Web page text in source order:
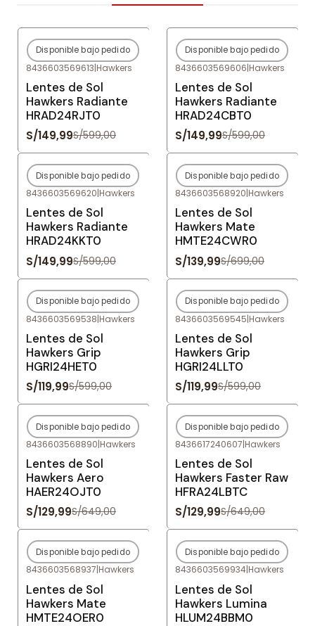
-75%OFF
Agotado
Disponible bajo pedido
8436603569613|Hawkers
Lentes de Sol
Hawkers Radiante
HRAD24RJT0
S/149,99S/599,00
-75%OFF
Agotado
Disponible bajo pedido
8436603569606|Hawkers
Lentes de Sol
Hawkers Radiante
HRAD24CBT0
S/149,99S/599,00
-75%OFF
Agotado
Disponible bajo pedido
8436603569620|Hawkers
Lentes de Sol
Hawkers Radiante
HRAD24KKT0
S/149,99S/599,00
-80%OFF
Agotado
Disponible bajo pedido
8436603568920|Hawkers
Lentes de Sol
Hawkers Mate
HMTE24CWR0
S/139,99S/699,00
-80%OFF
Agotado
Disponible bajo pedido
8436603569538|Hawkers
Lentes de Sol
Hawkers Grip
HGRI24HET0
S/119,99S/599,00
-80%OFF
Agotado
Disponible bajo pedido
8436603569545|Hawkers
Lentes de Sol
Hawkers Grip
HGRI24LLT0
S/119,99S/599,00
-80%OFF
Agotado
Disponible bajo pedido
8436603568890|Hawkers
Lentes de Sol
Hawkers Aero
HAER24OJT0
S/129,99S/649,00
-80%OFF
Agotado
Disponible bajo pedido
8436617240607|Hawkers
Lentes de Sol
Hawkers Faster Raw
HFRA24LBTC
S/129,99S/649,00
-80%OFF
Agotado
Disponible bajo pedido
8436603568937|Hawkers
Lentes de Sol
Hawkers Mate
HMTE24OER0
-80%OFF
Agotado
Disponible bajo pedido
8436603569934|Hawkers
Lentes de Sol
Hawkers Lumina
HLUM24BBM0